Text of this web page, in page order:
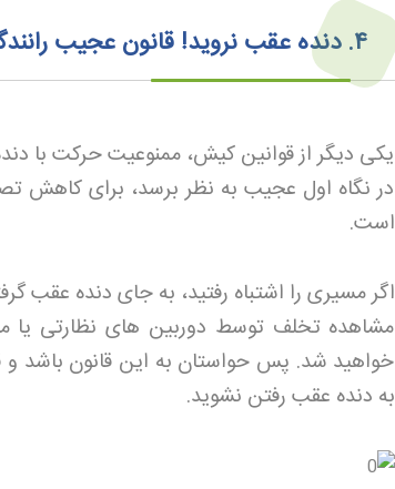
۴.دنده عقب نروید! قانون عجیب
یکی دیگر از قوانین کیش، ممنوعیت حرکت با
در نگاه اول عجیب به نظر برسد، برای کاهش
است.
اگر مسیری را اشتباه رفتید، به جای دنده عقب
مشاهده تخلف توسط دوربین های نظارتی یا
خواهید شد. پس حواستان به این قانون باشد و
به دنده عقب رفتن نشوید.